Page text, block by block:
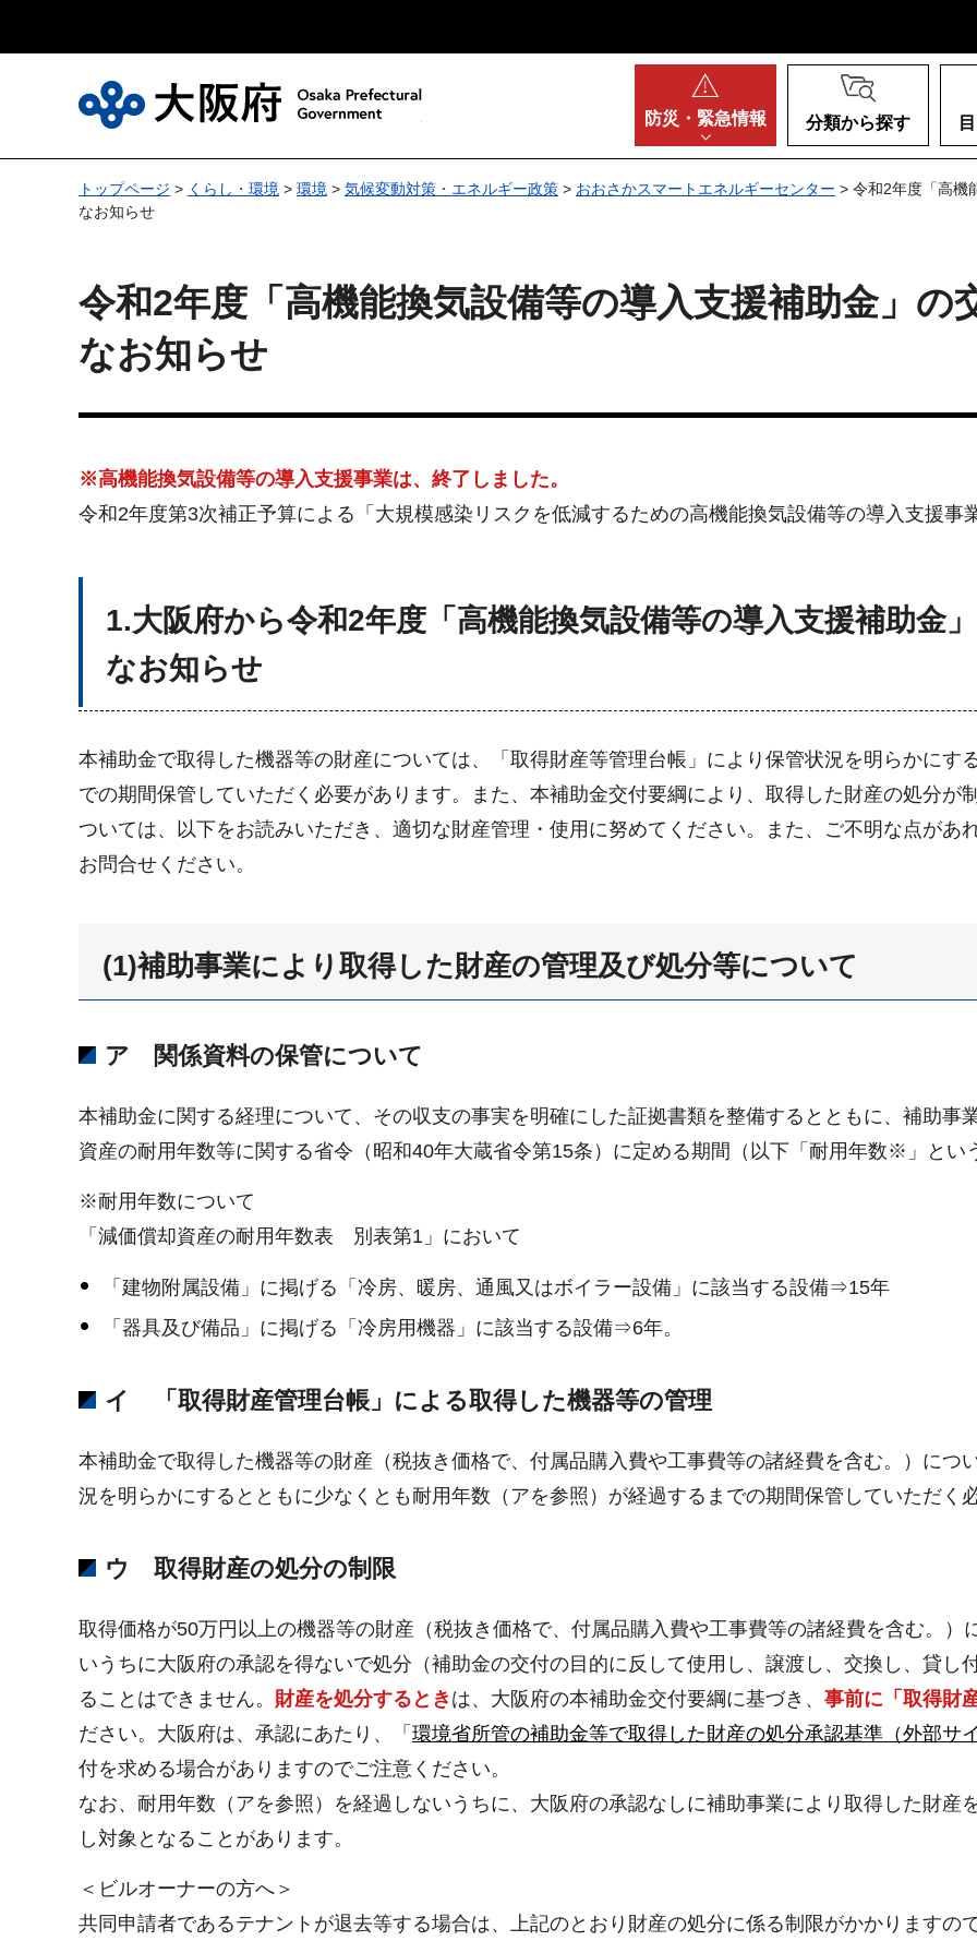
防災・ 緊急情報 分類から探す
トップページ > くらし・環境 > 環境 > 気候変動対策・エネルギー政策 > おおさかスマートエネルギーセンター > 令和2年度「高機
なお知らせ
令和2年度「高機能換気設備等の導入支援補助金」の
なお知らせ
※高機能換気設備等の導入支援事業は、終了しました。
令和2年度第3次補正予算による「大規模感染リスクを低減するための高機能換気設備等の導入支援事
1.大阪府から令和2年度「高機能換気設備等の導入支援補助金
なお知らせ
本補助金で取得した機器等の財産については、「取得財産等管理台帳」により保管状況を明らかにす
での期間保管していただく必要があります。また、本補助金交付要綱により、取得した財産の処分が
ついては、以下をお読みいただき、適切な財産管理・使用に努めてください。また、ご不明な点があ
お問合せください。
(1)補助事業により取得した財産の管理及び処分等について
ア 関係資料の保管について
本補助金に関する経理について、その収支の事実を明確にした証拠書類を整備するとともに、補助事
資産の耐用年数等に関する省令（昭和40年大蔵省令第15条）に定める期間（以下「耐用年数※」とい
※耐用年数について
「減価償却資産の耐用年数表 別表第1」において
「建物附属設備」に掲げる「冷房、暖房、通風又はボイラー設備」に該当する設備⇒15年
「器具及び備品」に掲げる「冷房用機器」に該当する設備⇒6年。
イ 「取得財産管理台帳」による取得した機器等の管理
本補助金で取得した機器等の財産（税抜き価格で、付属品購入費や工事費等の諸経費を含む。）につ
況を明らかにするとともに少なくとも耐用年数（アを参照）が経過するまでの期間保管していただく
ウ 取得財産の処分の制限
取得価格が50万円以上の機器等の財産（税抜き価格で、付属品購入費や工事費等の諸経費を含む。
いうちに大阪府の承認を得ないで処分（補助金の交付の目的に反して使用し、譲渡し、交換し、貸し
ることはできません。 財産を処分するとき は、大阪府の本補助金交付要綱に基づき、 事前に「取得財
ださい。大阪府は、承認にあたり、「 環境省所管の補助金等で取得した財産の処分承認基準（外部サ
付を求める場合がありますのでご注意ください。
なお、耐用年数（アを参照）を経過しないうちに、大阪府の承認なしに補助事業により取得した財産
し対象となることがあります。
＜ビルオーナーの方へ＞
共同申請者であるテナントが退去等する場合は、上記のとおり財産の処分に係る制限がかかりますの